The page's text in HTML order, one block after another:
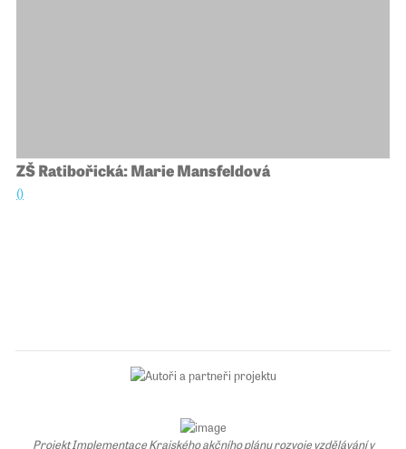
ZŠ Ratibořická: Marie Mansfeldová
()
Projekt Implementace Krajského akčního plánu rozvoje vzdělávání v